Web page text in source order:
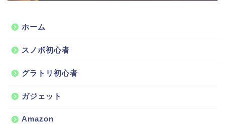
ホーム
スノボ初心者
グラトリ初心者
ガジェット
Amazon